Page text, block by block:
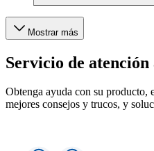
Mostrar más
Servicio de
Obtenga ayuda con su producto,
mejores consejos y trucos, y